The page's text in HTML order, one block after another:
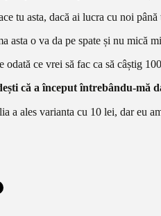
tu asta, dacă ai lucra cu noi
asta o va da pe spate și nu mică
odată ce vrei să fac ca să câștig
că a început întrebându-mă
a ales varianta cu 10 lei, dar eu